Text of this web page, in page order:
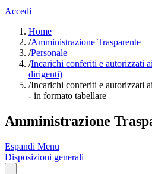
Accedi
Home
/Amministrazione Trasparente
/Personale
/Incarichi conferiti e autorizzati
dirigenti)
/Incarichi conferiti e autorizzati
- in formato tabellare
Amministrazione
Espandi Menu
Disposizioni generali